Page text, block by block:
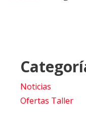
Noticias
Ofertas Taller